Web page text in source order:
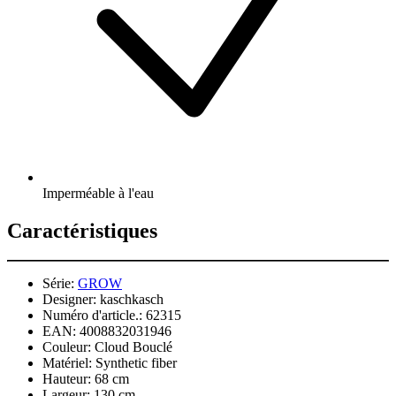
Imperméable à l'eau
Caractéristiques
Série: GROW
Designer: kaschkasch
Numéro d'article.: 62315
EAN: 4008832031946
Couleur: Cloud Bouclé
Matériel: Synthetic fiber
Hauteur: 68 cm